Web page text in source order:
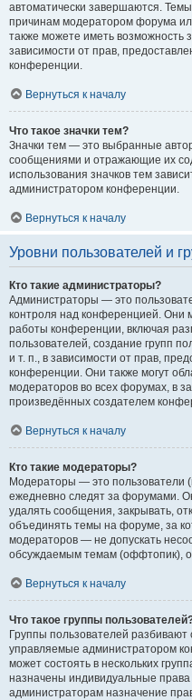
автоматически завершаются.
причинам модератором форума
также можете иметь возможность
зависимости от прав,
конференции.
Вернуться к началу
Что такое значки тем?
Значки тем — это выбранные
сообщениями и отражающие их
использования значков тем
администратором конференции.
Вернуться к началу
Уровни пользователей и
Кто такие администраторы?
Администраторы — это
контроля над конференцией. Они
работы конференции, включая
пользователей, создание групп
и т. п., в зависимости от прав,
конференции. Они также могут
модераторов во всех форумах, в
произведённых создателем
Вернуться к началу
Кто такие модераторы?
Модераторы — это пользователи
ежедневно следят за форумами.
удалять сообщения, закрывать,
объединять темы на форуме, за
модераторов — не допускать
обсуждаемым темам (оффтопик),
Вернуться к началу
Что такое группы
Группы пользователей
управляемые администратором
может состоять в нескольких
назначены индивидуальные права
администраторам назначение